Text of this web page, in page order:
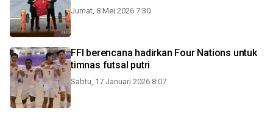
Jumat, 8 Mei 2026 7:30
FFI berencana hadirkan Four Nations untuk
timnas futsal putri
Sabtu, 17 Januari 2026 8:07